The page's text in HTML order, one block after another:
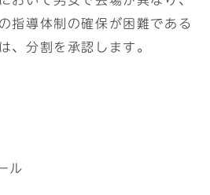
指導体制の確保が困難である
、分割を承認します。
ル